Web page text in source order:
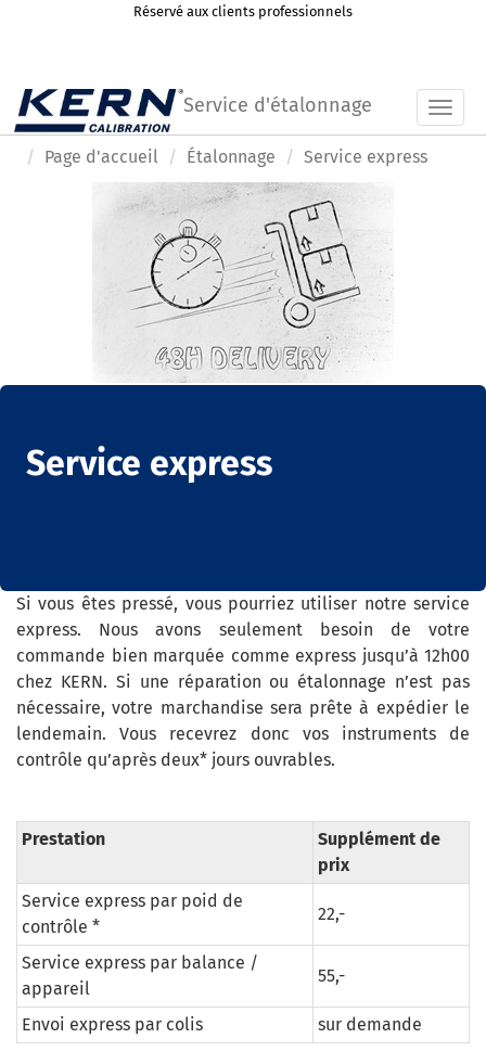
Réservé aux clients professionnels
Service d'étalonnage
Page d'accueil Étalonnage Service express
Service express
Si vous êtes pressé, vous pourriez utiliser notre service
express. Nous avons seulement besoin de votre
commande bien marquée comme express jusqu’à 12h00
chez KERN. Si une réparation ou étalonnage n’est pas
nécessaire, votre marchandise sera prête à expédier le
lendemain. Vous recevrez donc vos instruments de
contrôle qu’après deux* jours ouvrables.
Prestation
Supplément de
prix
Service express par poid de
contrôle *
22,-
Service express par balance /
appareil
55,-
Envoi express par colis sur demande